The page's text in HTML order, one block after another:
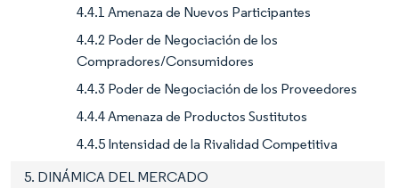
4.4.1 Amenaza de Nuevos Participantes
4.4.2 Poder de Negociación de los
Compradores/Consumidores
4.4.3 Poder de Negociación de los Proveedores
4.4.4 Amenaza de Productos Sustitutos
4.4.5 Intensidad de la Rivalidad Competitiva
5. DINÁMICA DEL MERCADO